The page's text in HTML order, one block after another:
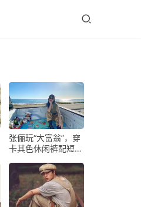
张俪玩“大富翁”，穿
卡其色休闲裤配短